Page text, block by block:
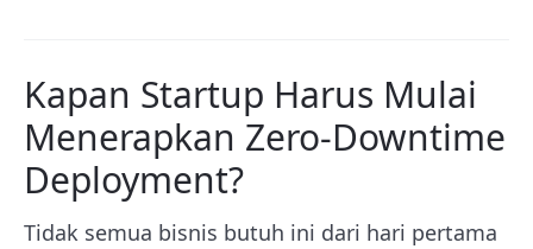
Kapan Startup Harus Mulai
Menerapkan Zero-Downtime
Deployment?
Tidak semua bisnis butuh ini dari hari pertama